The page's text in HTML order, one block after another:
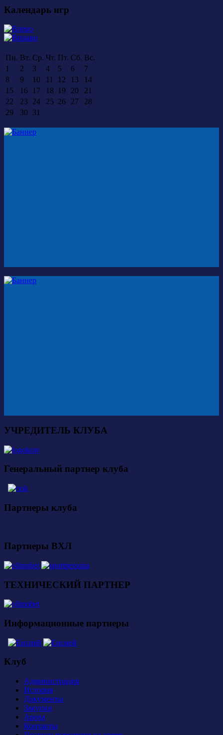
Календарь игр
Пн. Вт. Ср. Чт. Пт. Сб. Вс.
1
2 3 4 5 6
7
8
9 10 11 12 13
14
15
16 17 18 19 20
21
22
23 24 25 26 27
28
29
30 31
УЧРЕДИТЕЛЬ КЛУБА
Генеральный партнер клуба
Партнеры клуба
Партнеры ВХЛ
ТЕХНИЧЕСКИЙ ПАРТНЕР
Информационные партнеры
Клуб
Администрация
История
Документы
Закупки
Арена
Контакты